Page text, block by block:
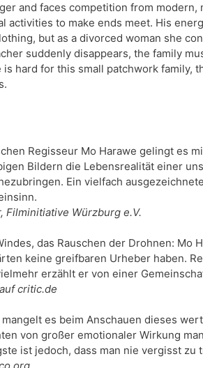
and faces competition from
activities to make ends meet. His
but as a divorced woman she
suddenly disappears, the family
hard for this small patchwork family,
Regisseur Mo Harawe gelingt es
Bildern die Lebensrealität einer
Ein vielfach
das Rauschen der Drohnen: Mo
keine greifbaren Urheber haben.
erzählt er von einer
critic.de
es beim Anschauen dieses
von großer emotionaler Wirkung
ist jedoch, dass man nie vergisst zu